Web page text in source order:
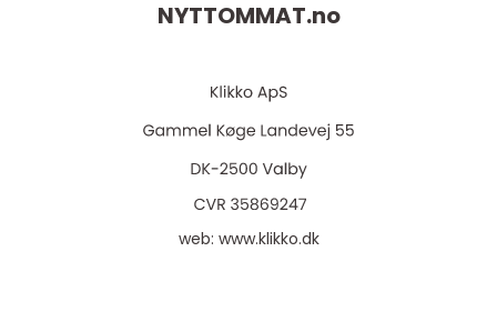
NYTTOMMAT.no
web: www.klikko.dk